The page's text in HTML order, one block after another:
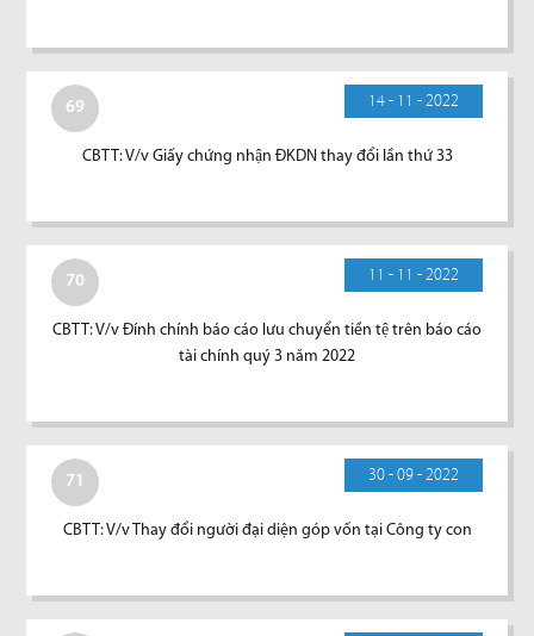
69 14 - 11 - 2022
CBTT: V/v Giấy chứng nhận ĐKDN thay đổi lần thứ 33
70 11 - 11 - 2022
CBTT: V/v Đính chính báo cáo lưu chuyển tiền tệ trên báo cáo
tài chính quý 3 năm 2022
71 30 - 09 - 2022
CBTT: V/v Thay đổi người đại diện góp vốn tại Công ty con